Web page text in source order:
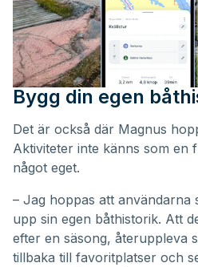
Bygg din egen
Det är också där Magnus
Aktiviteter inte känns som en
något eget.
– Jag hoppas att användarna
upp sin egen båthistorik. Att
efter en säsong, återuppleva
tillbaka till favoritplatser och